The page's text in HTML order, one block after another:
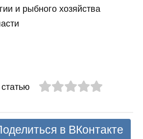
и рыбного хозяйства
в ВКонтакте